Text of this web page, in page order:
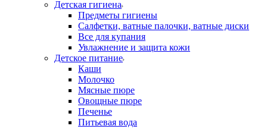
Детская гигиена
Предметы гигиены
Салфетки, ватные палочки, ватные диски
Все для купания
Увлажнение и защита кожи
Детское питание
Каши
Молочко
Мясные пюре
Овощные пюре
Печенье
Питьевая вода